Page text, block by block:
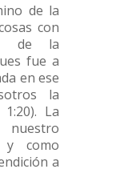
de la
con
de la
fue a
en ese
la
La
y como
a